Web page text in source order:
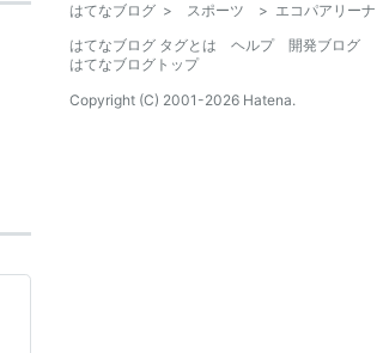
はてなブログ > スポーツ > エコパアリーナ
はてなブログ タグとは
ヘルプ
開発ブログ
はてなブログトップ
Copyright (C) 2001-2026 Hatena.